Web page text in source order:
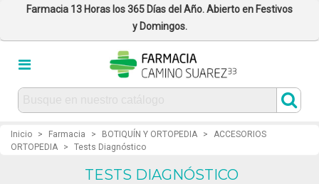
Farmacia 13 Horas los 365 Días del Año. Abierto en Festivos
y Domingos.
Inicio > Farmacia > BOTIQUÍN Y ORTOPEDIA >
ACCESORIOS
ORTOPEDIA
> Tests Diagnóstico
TESTS DIAGNÓSTICO